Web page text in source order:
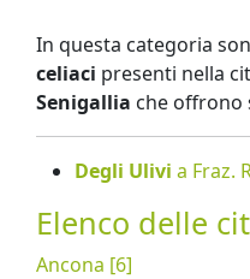
In questa categoria
celiaci presenti nella
Senigallia che offrono
Degli Ulivi a Fraz.
Elenco delle
Ancona [6]